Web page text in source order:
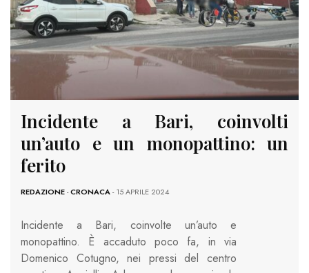
Incidente a Bari, coinvolti
un’auto e un monopattino: un
ferito
REDAZIONE-CRONACA- 15 APRILE 2024
Incidente a Bari, coinvolte un’auto e
monopattino. È accaduto poco fa, in via
Domenico Cotugno, nei pressi del centro